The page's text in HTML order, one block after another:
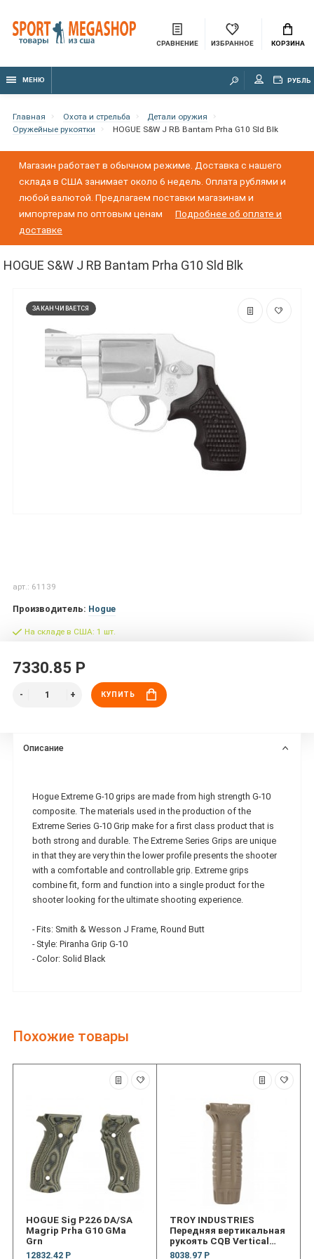
СРАВНЕНИЕ ИЗБРАННОЕ КОРЗИНА
МЕНЮ РУБЛЬ
Главная Охота и стрельба
Детали оружия
Оружейные рукоятки
HOGUE S&W J RB Bantam Prha G10 Sld Blk
Магазин работает в обычном режиме. Доставка с нашего
склада в США занимает около 6 недель. Оплата рублями и
любой валютой. Предлагаем поставки магазинам и
импортерам по оптовым ценам
Подробнее об оплате и
доставке
HOGUE S&W J RB Bantam Prha G10 Sld Blk
ЗАКАНЧИВАЕТСЯ
арт.: 61139
Производитель: Hogue
На складе в США: 1 шт.
7330.85 Р
КУПИТЬ
Описание
Hogue Extreme G-10 grips are made from high strength G-10
composite. The materials used in the production of the
Extreme Series G-10 Grip make for a first class product that is
both strong and durable. The Extreme Series Grips are unique
in that they are very thin the lower profile presents the shooter
with a comfortable and controllable grip. Extreme grips
combine fit, form and function into a single product for the
shooter looking for the ultimate shooting experience.
- Fits: Smith & Wesson J Frame, Round Butt
- Style: Piranha Grip G-10
- Color: Solid Black
Похожие товары
HOGUE Sig P226 DA/SA
Magrip Prha G10 GMa
Grn
12832.42 Р
TROY INDUSTRIES
Передняя вертикальная
рукоять CQB Vertical
Grip Aluminum
8038.97 Р